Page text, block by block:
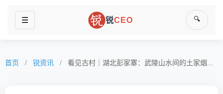
☰ 锐CEO 🔍
首页 / 锐资讯 / 看见古村｜湖北彭家寨：武陵山水间的土家烟...